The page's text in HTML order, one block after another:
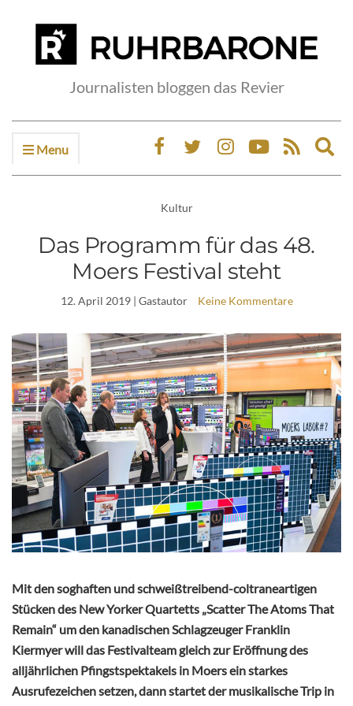
Journalisten bloggen das Revier
Menu
Kultur
Das Programm für das 48.
Moers Festival steht
12. April 2019| Gastautor Keine Kommentare
Mit den soghaften und schweißtreibend-coltraneartigen
Stücken des New Yorker Quartetts „Scatter The Atoms That
Remain“ um den kanadischen Schlagzeuger Franklin
Kiermyer will das Festivalteam gleich zur Eröffnung des
alljährlichen Pfingstspektakels in Moers ein starkes
Ausrufezeichen setzen, dann startet der musikalische Trip in